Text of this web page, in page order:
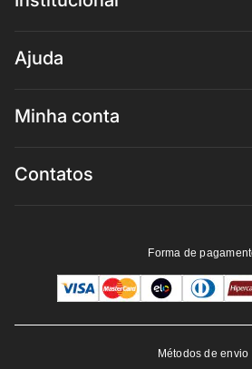
Ajuda
Minha conta
Contatos
Forma de
Métodos de envio